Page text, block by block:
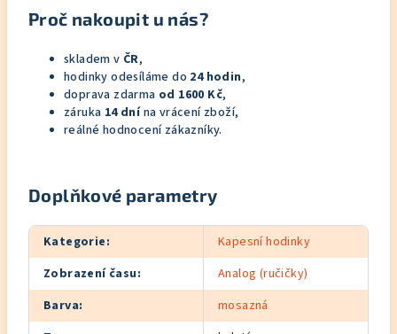
Proč nakoupit u nás?
skladem v ČR,
hodinky odesíláme do 24 hodin,
doprava zdarma od 1600 Kč,
záruka 14 dnína vrácení zboží,
reálné hodnocení zákazníky.
Doplňkové parametry
Kategorie:
Kapesní hodinky
Zobrazení času:
Analog (ručičky)
Barva:
mosazná